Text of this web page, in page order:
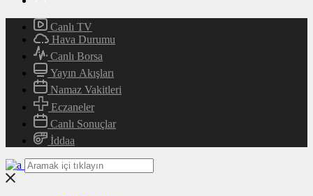
Canlı TV
Hava Durumu
Canlı Borsa
Yayın Akışları
Namaz Vakitleri
Eczaneler
Canlı Sonuçlar
İddaa